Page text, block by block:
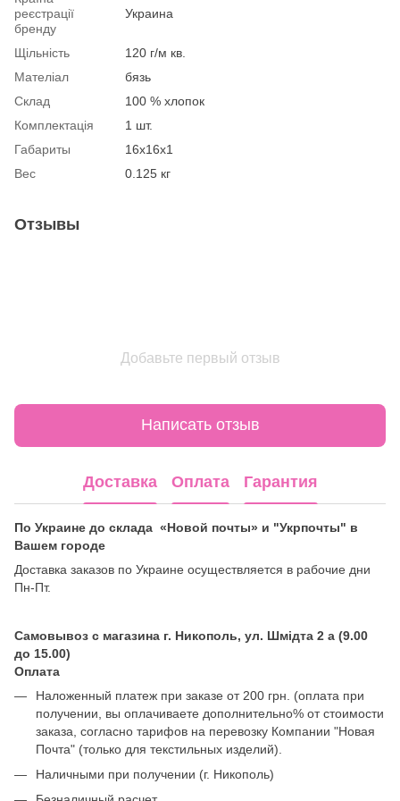
реєстрації
бренду
Украина
Щільність
120 г/м кв.
Мателіал
бязь
Склад
100 % хлопок
Комплектація
1 шт.
Габариты
16х16х1
Вес
0.125 кг
Отзывы
Добавьте первый отзыв
Написать отзыв
Доставка Оплата Гарантия
По Украине до склада «Новой почты» и "Укрпочты" в
Вашем городе
Доставка заказов по Украине осуществляется в рабочие дни
Пн-Пт.
Самовывоз с магазина г. Никополь, ул. Шмідта 2 а (9.00
до 15.00)
Оплата
Наложенный платеж при заказе от 200 грн. (оплата при
получении, вы оплачиваете дополнительно% от стоимости
заказа, согласно тарифов на перевозку Компании "Новая
Почта" (только для текстильных изделий).
Наличными при получении (г. Никополь)